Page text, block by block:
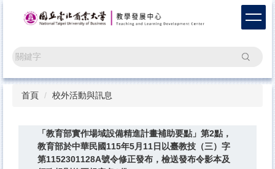
區
搜尋
首頁 校外活動與訊息
「教育部實作場域設備精進計畫補助要點」第2點，
教育部於中華民國115年5月11日以臺教技（三）字
第1152301128A號令修正發布，檢送發布令影本及